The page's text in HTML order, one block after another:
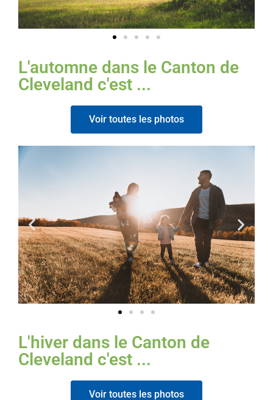
L'automne dans le Canton de
Cleveland c'est ...
Voir toutes les photos
L'hiver dans le Canton de
Cleveland c'est ...
Voir toutes les photos